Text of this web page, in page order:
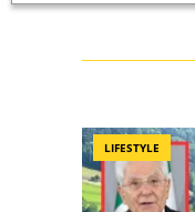
LIFESTYLE